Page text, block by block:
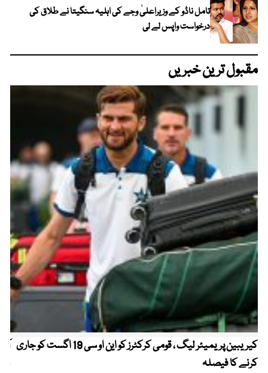
تامل ناڈو کے وزیراعلیٰ وجے کی اہلیہ سنگیتا نے طلاق کی
درخواست واپس لے لی
مقبول ترین خبریں
کیریبین پریمیئر لیگ ، قومی کرکٹرز کو این او سی 19 اگست کو جاری
کرنے کا فیصلہ